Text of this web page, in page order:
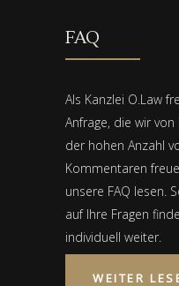
FAQ
Als Kanzlei O.Law
Anfrage, die wir
der hohen Anzahl
Kommentaren
unsere FAQ lesen.
auf Ihre Fragen
individuell weiter.
WEITER